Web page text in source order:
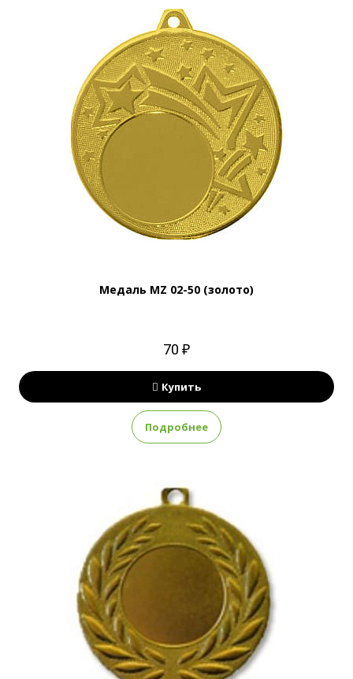
Медаль MZ 02-50 (золото)
70 ₽
Купить
Подробнее